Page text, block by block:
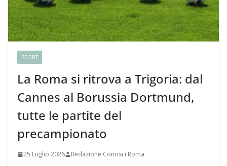
SPORT
La Roma si ritrova a Trigoria: dal
Cannes al Borussia Dortmund,
tutte le partite del
precampionato
25 Luglio 2026 Redazione Conosci Roma